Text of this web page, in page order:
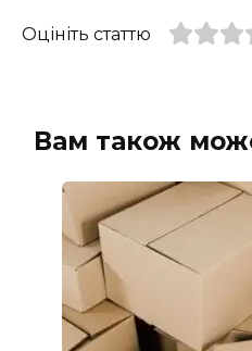
Оцініть статтю
Вам також